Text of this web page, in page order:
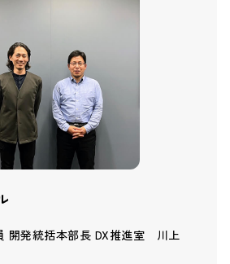
開発統括本部長 DX推進室 川上